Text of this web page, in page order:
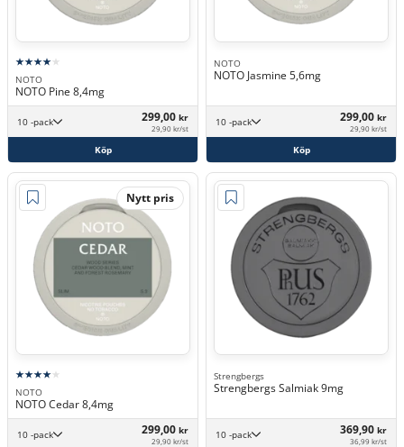
NOTO
NOTO Pine 8,4mg
10 -pack 299,00 kr
29,90 kr/st
Köp
NOTO
NOTO Jasmine 5,6mg
10 -pack 299,00 kr
29,90 kr/st
Köp
Nytt pris
NOTO
NOTO Cedar 8,4mg
10 -pack 299,00 kr
29,90 kr/st
Strengbergs
Strengbergs Salmiak 9mg
10 -pack 369,90 kr
36,99 kr/st